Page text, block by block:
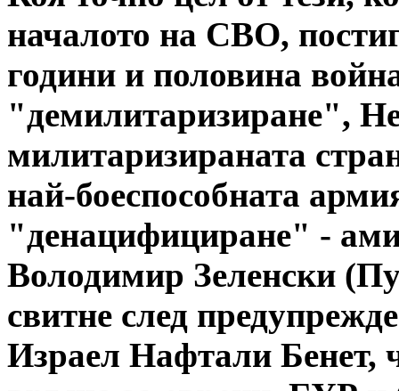
началото на СВО,
години и половина
"демилитаризиране",
милитаризираната
най-боеспособната
"денацифициране" -
Володимир Зеленски
свитне след
Израел Нафтали